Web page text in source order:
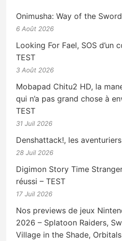
Onimusha: Way of the Sword
6 Août 2026
Looking For Fael, SOS d’un
TEST
3 Août 2026
Mobapad Chitu2 HD, la
qui n’a pas grand chose à
TEST
31 Juil 2026
Denshattack!, les
28 Juil 2026
Digimon Story Time
réussi – TEST
17 Juil 2026
Nos previews de jeux
2026 – Splatoon Raiders,
Village in the Shade, Orbitals